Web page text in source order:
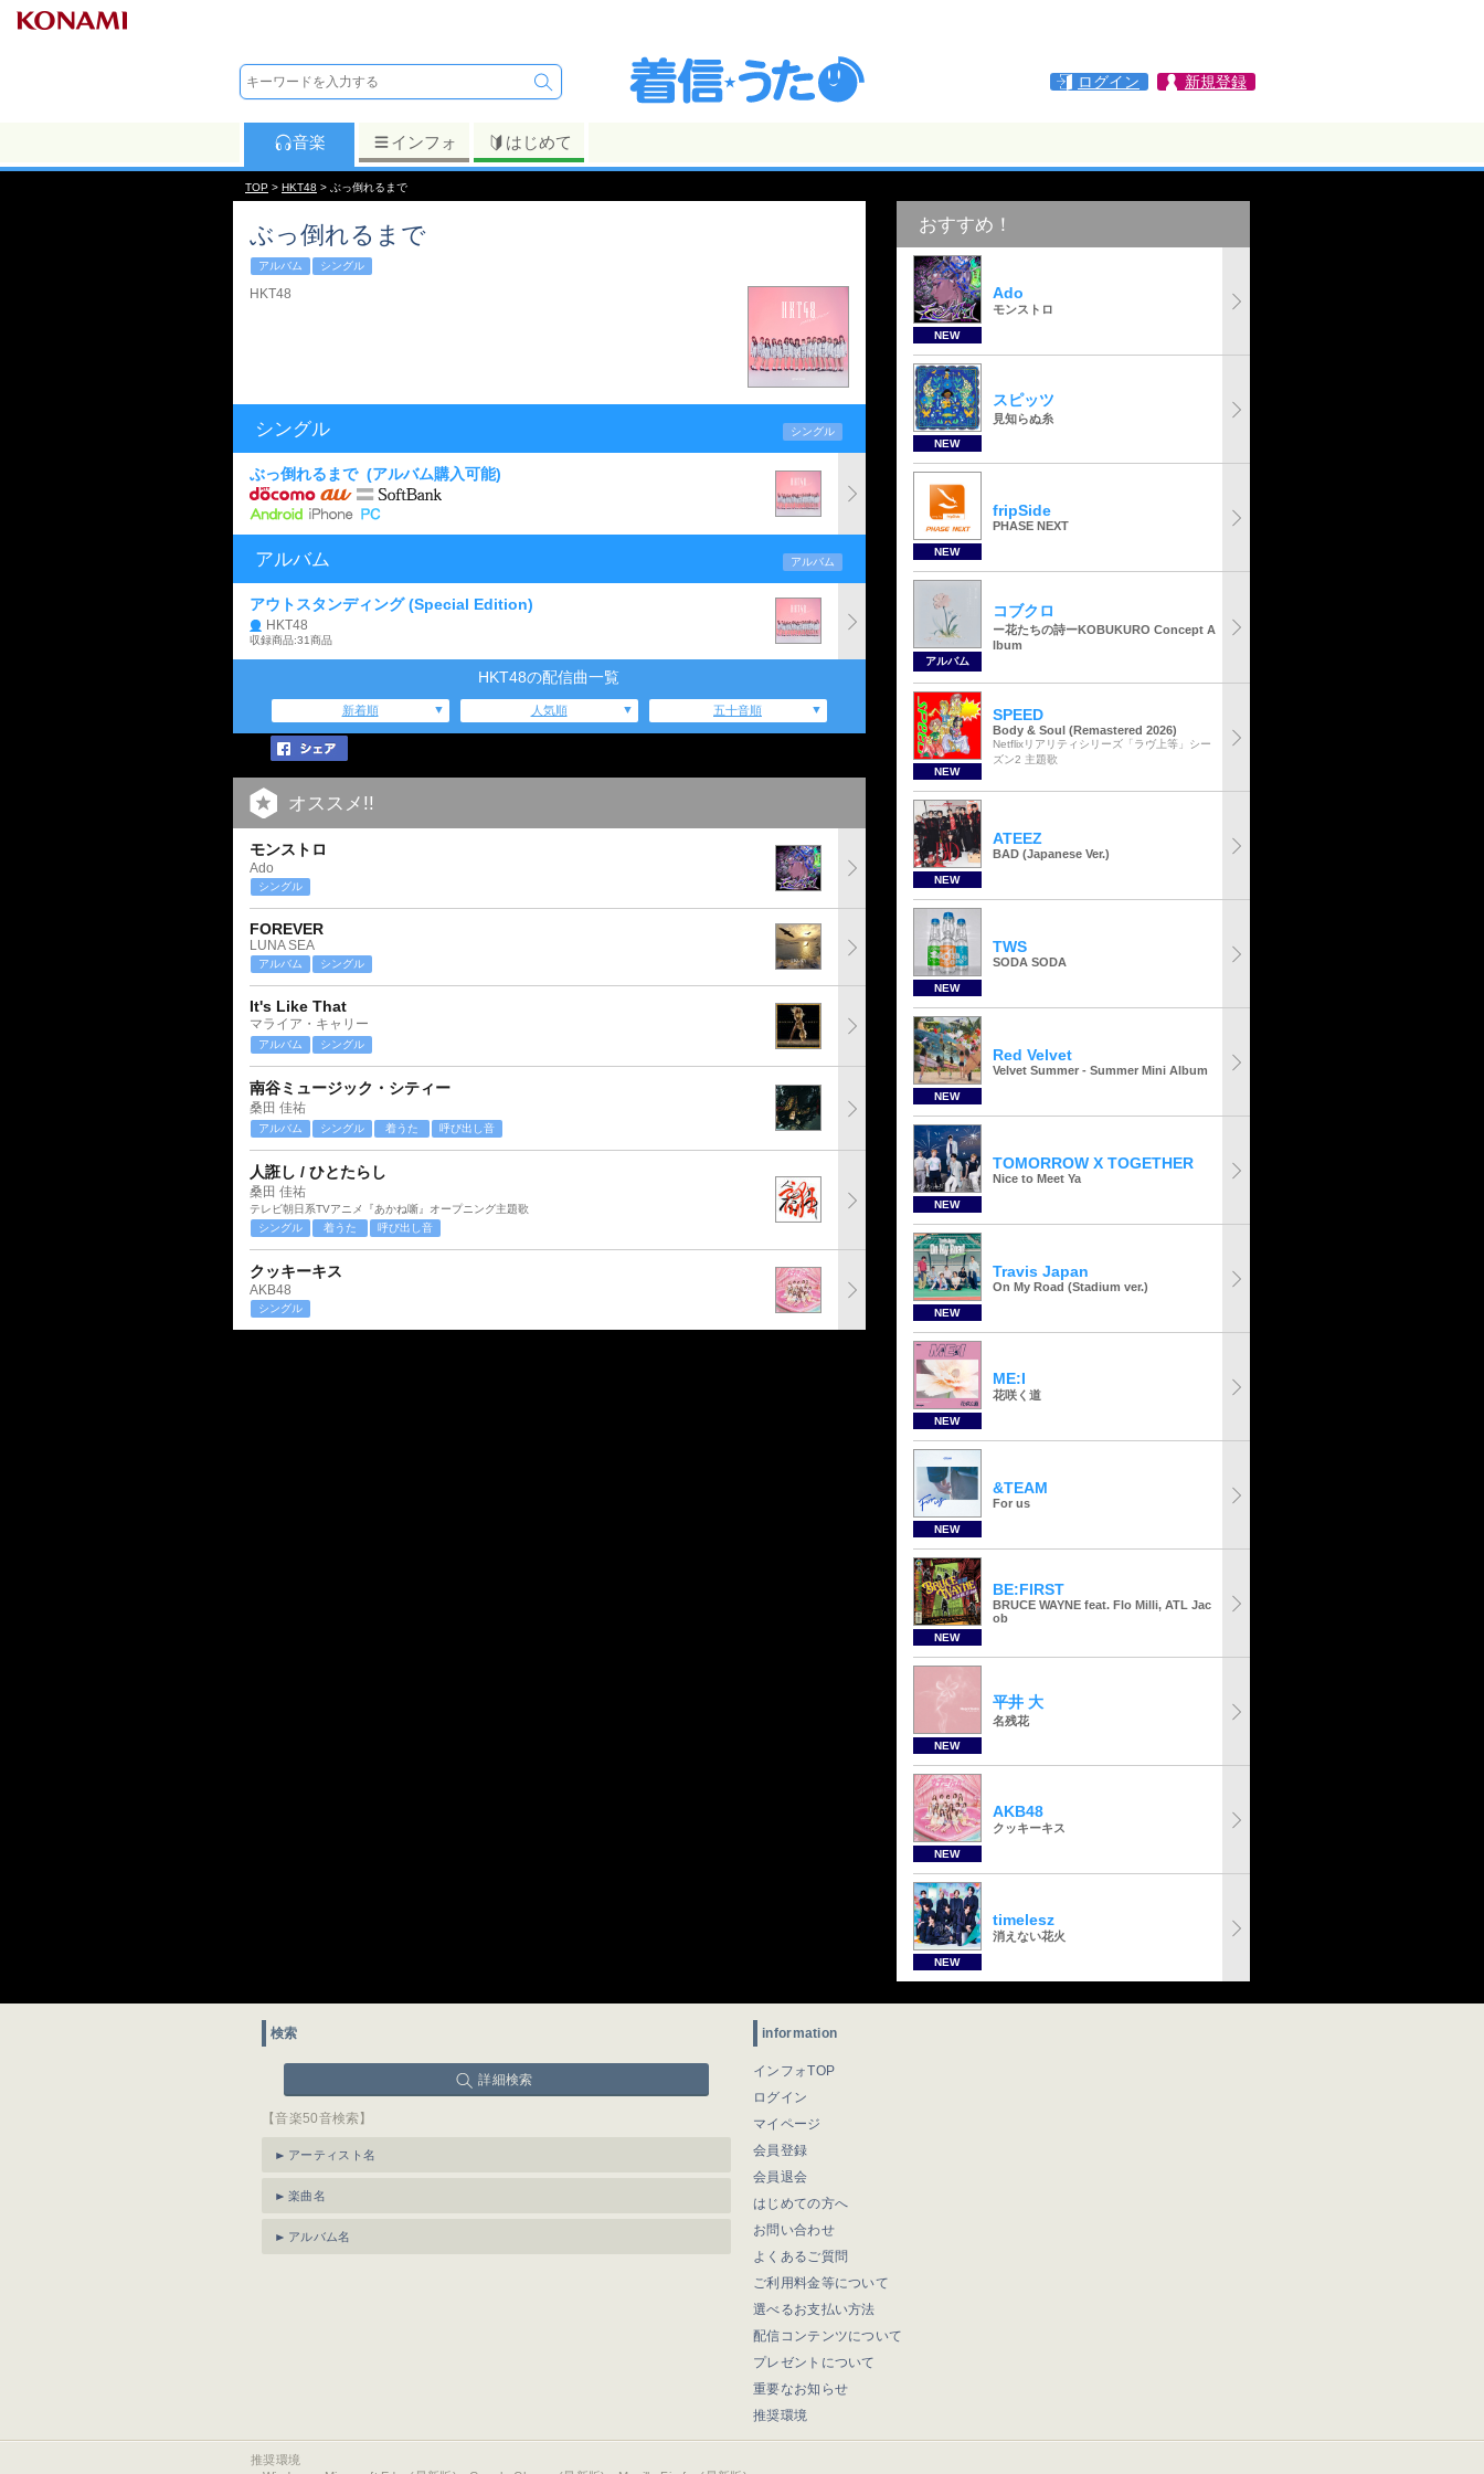
ログイン 新規登録
音楽 インフォ はじめて
TOP > HKT48 > ぶっ倒れるまで
ぶっ倒れるまで
アルバム シングル
HKT48
シングル シングル
ぶっ倒れるまで (アルバム購入可能)
アルバム アルバム
アウトスタンディング (Special Edition)
HKT48
収録商品:31商品
HKT48の配信曲一覧
新着順 人気順 五十音順
オススメ!!
モンストロ
Ado
シングル
FOREVER
LUNA SEA
アルバム シングル
It's Like That
マライア・キャリー
アルバム シングル
南谷ミュージック・シティー
桑田 佳祐
アルバム シングル 着うた 呼び出し音
人誑し / ひとたらし
桑田 佳祐
テレビ朝日系TVアニメ『あかね噺』オープニング主題歌
シングル
着うた 呼び出し音
クッキーキス
AKB48
シングル
おすすめ！
NEW
Ado
モンストロ
NEW
スピッツ
見知らぬ糸
NEW
fripSide
PHASE NEXT
アルバム
コブクロ
ー花たちの詩ーKOBUKURO Concept A
lbum
NEW
SPEED
Body & Soul (Remastered 2026)
Netflixリアリティシリーズ「ラヴ上等」シー
ズン2 主題歌
NEW
ATEEZ
BAD (Japanese Ver.)
NEW
TWS
SODA SODA
NEW
Red Velvet
Velvet Summer - Summer Mini Album
NEW
TOMORROW X TOGETHER
Nice to Meet Ya
NEW
Travis Japan
On My Road (Stadium ver.)
NEW
ME:I
花咲く道
NEW
&TEAM
For us
NEW
BE:FIRST
BRUCE WAYNE feat. Flo Milli, ATL Jac
ob
NEW
平井 大
名残花
NEW
AKB48
クッキーキス
NEW
timelesz
消えない花火
検索
詳細検索
【音楽50音検索】
アーティスト名
楽曲名
アルバム名
information
インフォTOP
ログイン
マイページ
会員登録
会員退会
はじめての方へ
お問い合わせ
よくあるご質問
ご利用料金等について
選べるお支払い方法
配信コンテンツについて
プレゼントについて
重要なお知らせ
推奨環境
推奨環境